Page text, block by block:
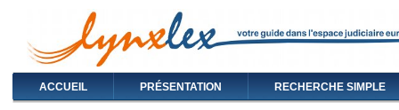
ACCUEIL PRÉSENTATION RECHERCHE SIMPLE